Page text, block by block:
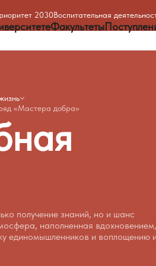
2030Воспитательная
Факультеты
«Мастера добра»
получение знаний, но и шанс
наполненная вдохновением,
единомышленников и воплощению